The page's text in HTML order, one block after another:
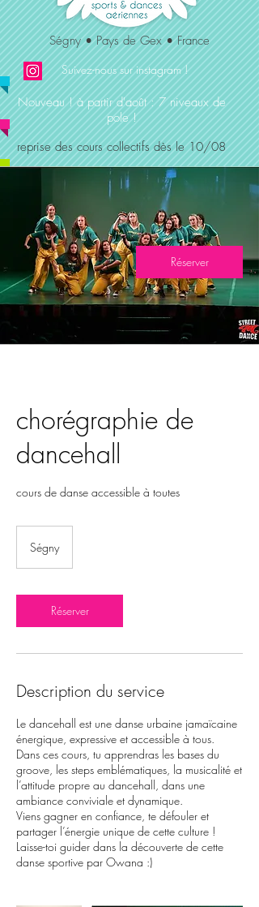
Ségny • Pays de Gex • France
Suivez-nous sur instagram !
Nouveau ! à partir d'août : 7 niveaux de
pole !
reprise des cours collectifs dès le 10/08
Réserver
chorégraphie de
dancehall
cours de danse accessible à toutes
Ségny
Réserver
Description du service
Le dancehall est une danse urbaine jamaïcaine
énergique, expressive et accessible à tous.
Dans ces cours, tu apprendras les bases du
groove, les steps emblématiques, la musicalité et
l’attitude propre au dancehall, dans une
ambiance conviviale et dynamique.
Viens gagner en confiance, te défouler et
partager l’énergie unique de cette culture !
Laisse-toi guider dans la découverte de cette
danse sportive par Owana :)